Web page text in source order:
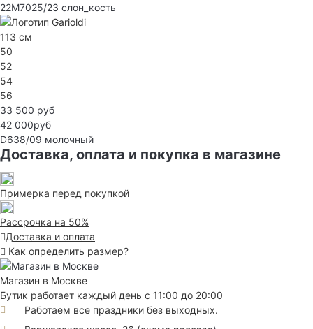
22M7025/23 слон_кость
113 см
50
52
54
56
33 500 руб
42 000руб
D638/09 молочный
Доставка, оплата и покупка в магазине
Примерка перед покупкой
Рассрочка на 50%
Доставка и оплата
Как определить размер?
Магазин в Москве
Бутик работает каждый день с 11:00 до 20:00
Работаем все праздники без выходных.